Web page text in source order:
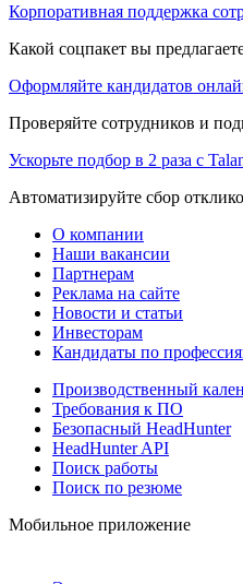
Корпоративная поддержка
Какой соцпакет вы
Оформляйте кандидатов
Проверяйте сотрудников и
Ускорьте подбор в 2 раза с
Автоматизируйте сбор
О компании
Наши вакансии
Партнерам
Реклама на сайте
Новости и статьи
Инвесторам
Кандидаты по
Производственный
Требования к ПО
Безопасный HeadHunter
HeadHunter API
Поиск работы
Поиск по резюме
Мобильное приложение